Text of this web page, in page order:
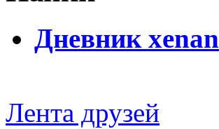
Дневник xenan
Лента друзей